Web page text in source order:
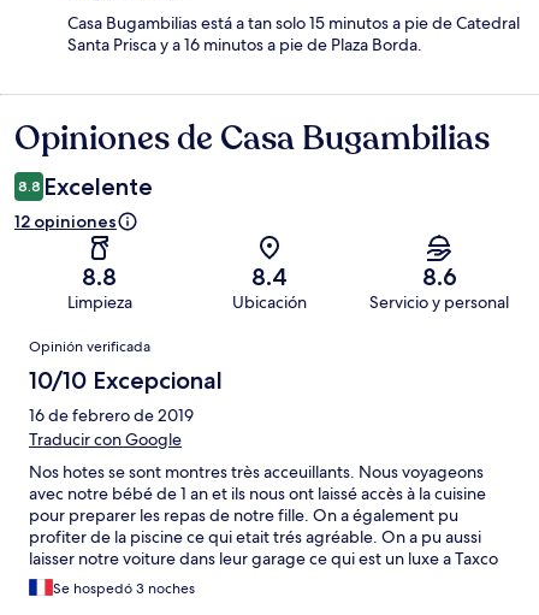
Casa Bugambilias está a tan solo 15 minutos a pie de Catedral
Santa Prisca y a 16 minutos a pie de Plaza Borda.
Opiniones
Opiniones de Casa Bugambilias
8.8 Excelente
12 opiniones
8.8
Limpieza
8.4
Ubicación
8.6
Servicio y personal
Opiniones
Opinión verificada
10/10 Excepcional
16 de febrero de 2019
Traducir con Google
Nos hotes se sont montres très acceuillants. Nous voyageons
avec notre bébé de 1 an et ils nous ont laissé accès à la cuisine
pour preparer les repas de notre fille. On a également pu
profiter de la piscine ce qui etait trés agréable. On a pu aussi
laisser notre voiture dans leur garage ce qui est un luxe a Taxco
vu le peu de place de stationnement. On peut facilement
decouvrir la ville à pied. Notre hote a été d 'excellent conseils, il
Se hospedó 3 noches